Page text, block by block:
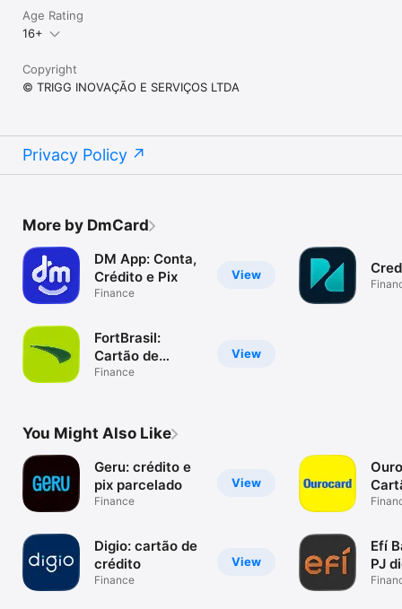
Age Rating
16+
Copyright
© TRIGG INOVAÇÃO E SERVIÇOS LTDA
Privacy Policy
More by DmCard
View
DM App: Conta,
Crédito e Pix
Finance
View
FortBrasil:
Cartão de
crédito
Finance
You Might Also Like
View
Geru: crédito e
pix parcelado
Finance
View
Digio: cartão de
crédito
Finance
Efí
PJ